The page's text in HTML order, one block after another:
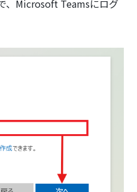
、Microsoft Teamsにログ